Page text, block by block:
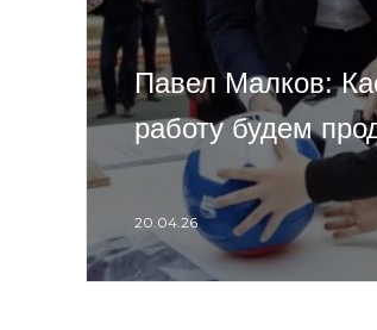
Павел Малков:
работу будем
20.04.26